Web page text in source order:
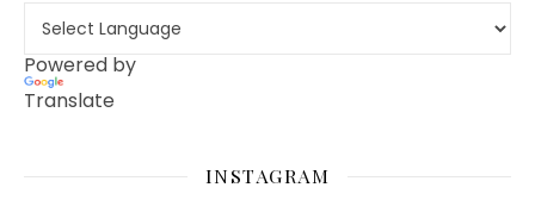
Powered by
Translate
INSTAGRAM